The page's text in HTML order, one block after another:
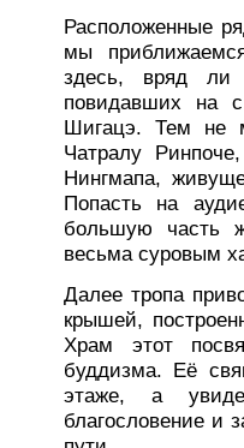
Расположенные
мы
здесь, вряд ли
повидавших на
Шигацэ. Тем не
Чатралу
Нингмапа,
Попасть на
большую часть
весьма суровым
Далее тропа
крышей,
Храм этот
буддизма. Её
этаже, а
благословение и